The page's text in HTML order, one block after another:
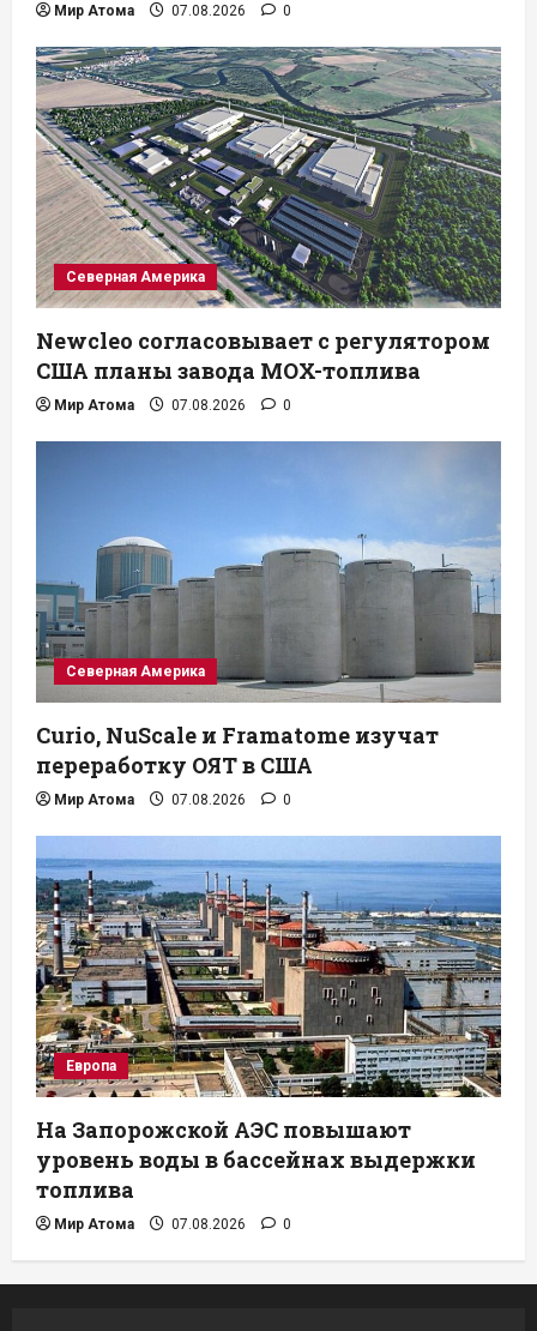
Мир Атома 07.08.2026 0
Северная Америка
Newcleo согласовывает с регулятором
США планы завода MOX-топлива
Мир Атома 07.08.2026 0
Северная Америка
Curio, NuScale и Framatome изучат
переработку ОЯТ в США
Мир Атома 07.08.2026 0
Европа
На Запорожской АЭС повышают
уровень воды в бассейнах выдержки
топлива
Мир Атома 07.08.2026 0